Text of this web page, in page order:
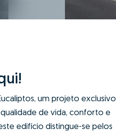
um projeto exclusivo
de vida, conforto e
edifício distingue-se pelos